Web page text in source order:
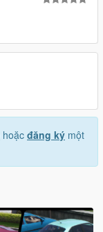
hoặc đăng ký một